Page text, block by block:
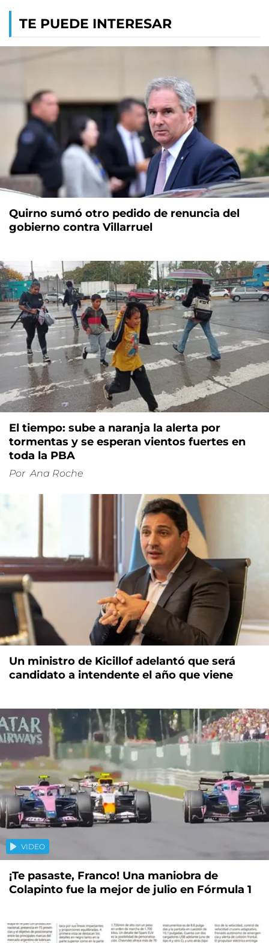
TE PUEDE INTERESAR
Quirno sumó otro pedido de renuncia del
gobierno contra Villarruel
El tiempo: sube a naranja la alerta por
tormentas y se esperan vientos fuertes en
toda la PBA
Por Ana Roche
Un ministro de Kicillof adelantó que será
candidato a intendente el año que viene
VIDEO
¡Te pasaste, Franco! Una maniobra de
Colapinto fue la mejor de julio en Fórmula 1